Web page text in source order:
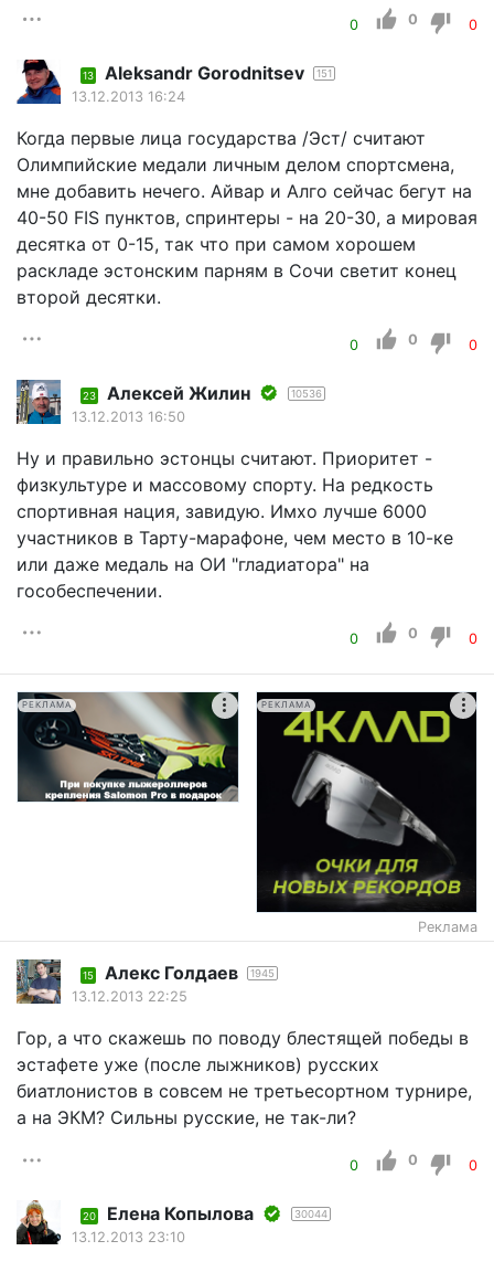
0 0 0
13 Aleksandr Gorodnitsev 151
13.12.2013 16:24
Когда первые лица государства /Эст/ считают
Олимпийские медали личным делом спортсмена,
мне добавить нечего. Айвар и Алго сейчас бегут на
40-50 FIS пунктов, спринтеры - на 20-30, а мировая
десятка от 0-15, так что при самом хорошем
раскладе эстонским парням в Сочи светит конец
второй десятки.
0 0 0
23 Алексей Жилин 10536
13.12.2013 16:50
Ну и правильно эстонцы считают. Приоритет -
физкультуре и массовому спорту. На редкость
спортивная нация, завидую. Имхо лучше 6000
участников в Тарту-марафоне, чем место в 10-ке
или даже медаль на ОИ "гладиатора" на
гособеспечении.
0 0 0
РЕКЛАМА РЕКЛАМА
Реклама
15 Алекс Голдаев 1945
13.12.2013 22:25
Гор, а что скажешь по поводу блестящей победы в
эстафете уже (после лыжников) русских
биатлонистов в совсем не третьесортном турнире,
а на ЭКМ? Сильны русские, не так-ли?
0 0 0
20 Елена Копылова 30044
13.12.2013 23:10